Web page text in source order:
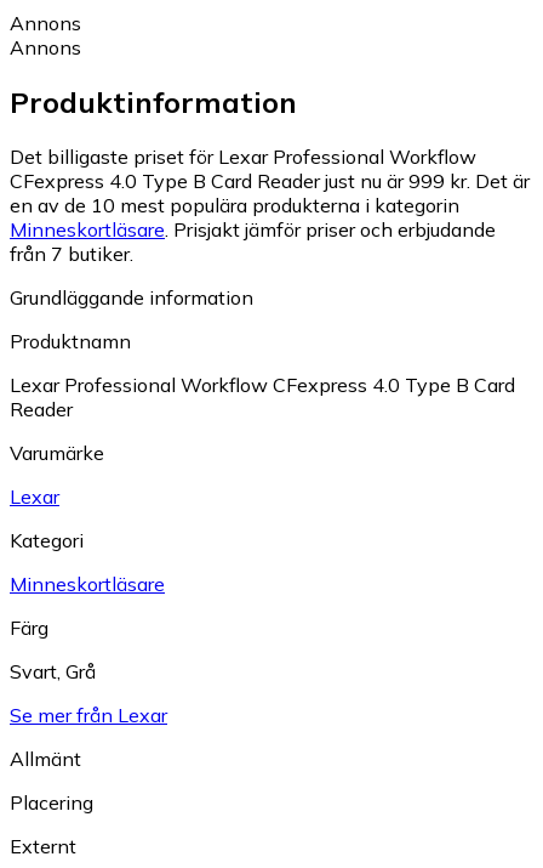
Annons
Annons
Produktinformation
Det billigaste priset för Lexar Professional Workflow
CFexpress 4.0 Type B Card Reader just nu är 999 kr. Det är
en av de 10 mest populära produkterna i kategorin
Minneskortläsare. Prisjakt jämför priser och erbjudande
från 7 butiker.
Grundläggande information
Produktnamn
Lexar Professional Workflow CFexpress 4.0 Type B Card
Reader
Varumärke
Lexar
Kategori
Minneskortläsare
Färg
Svart, Grå
Se mer från Lexar
Allmänt
Placering
Externt